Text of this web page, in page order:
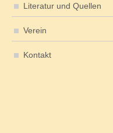
Literatur und Quellen
Verein
Kontakt